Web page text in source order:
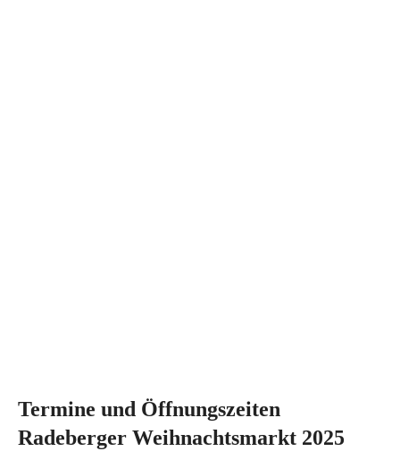
Termine und Öffnungszeiten
Radeberger Weihnachtsmarkt 2025